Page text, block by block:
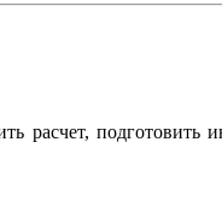
подготовить